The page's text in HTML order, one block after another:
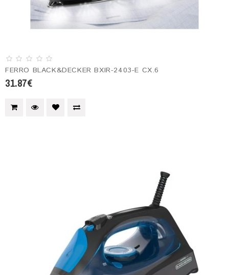
FERRO BLACK&DECKER BXIR-2403-E CX.6
31.87€